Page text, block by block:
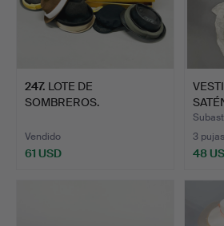
247. LOTE DE
SOMBREROS.
Vendido
61 USD
3 pujas
48